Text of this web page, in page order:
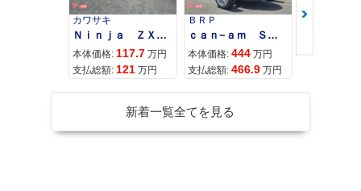
カワサキ
Ｎｉｎｊａ ＺＸ−４Ｒ ＳＥ
本体価格: 117.7 万円
支払総額: 121 万円
ＢＲＰ
ｃａｎ−ａｍ ＳＰＹＤＥＲ ＲＴ ＬＩＭＩＴＥＤ
本体価格: 444 万円
支払総額: 466.9 万円
スズキ
本体価格:
新着一覧全てを見る